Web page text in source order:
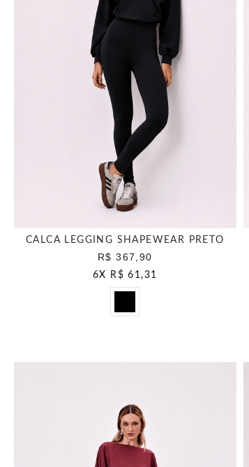
CALCA LEGGING SHAPEWEAR PRETO
R$ 367,90
6X R$ 61,31